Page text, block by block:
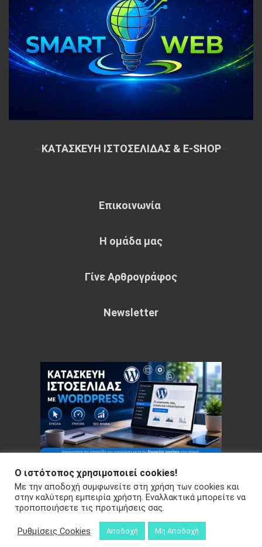
ΚΑΤΑΣΚΕΥΗ ΙΣΤΟΣΕΛΙΔΑΣ & E-SHOP~
Επικοινωνία
Η ομάδα μας
Γίνε Αρθρογράφος
Newsletter
Copyright © 2026 Your e-articles - WordPress Theme : by
Sparkle Themes Πολιτική Απορρήτου
Ο ιστότοπος χρησιμοποιεί cookies!
Με την αποδοχή συμφωνείτε στη χρήση των cookies και
στην καλύτερη εμπειρία χρήστη. Εναλλακτικά μπορείτε να
τροποποιήσετε τις προτιμήσεις σας.
Ρυθμίσεις Cookies Αποδοχή Μη Αποδοχή